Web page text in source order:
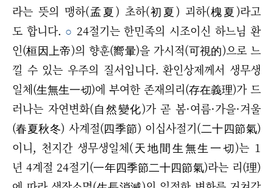
라는 뜻의 맹하(孟夏) 초하(初夏) 괴하(槐夏)라고
도 합니다. ○ 24절기는 한민족의 시조이신 하느님 환
인(桓因上帝)의 향훈(嚮暈)을 가시적(可視的)으로 느
낄 수 있는 우주의 질서입니다. 환인상제께서 생무생
일체(生無生一切)에 부여한 존재의리(存在義理)가 드
러나는 자연변화(自然變化)가 곧 봄·여름·가을·겨울
(春夏秋冬) 사계절(四季節) 이십사절기(二十四節氣)
이니, 천지간 생무생일체(天地間生無生一切)는 1
년 4계절 24절기(一年四季節二十四節氣)라는 리(理)